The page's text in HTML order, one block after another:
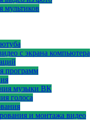
мультиков
с экрана компьютера
программ
музыки ВК
голоса
и монтажа видео